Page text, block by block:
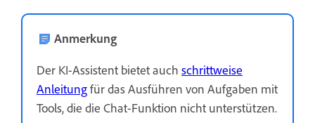
Anmerkung
Der KI-Assistent bietet auch schrittweise
Anleitungfür das Ausführen von Aufgaben mit
Tools, die die Chat-Funktion nicht unterstützen.